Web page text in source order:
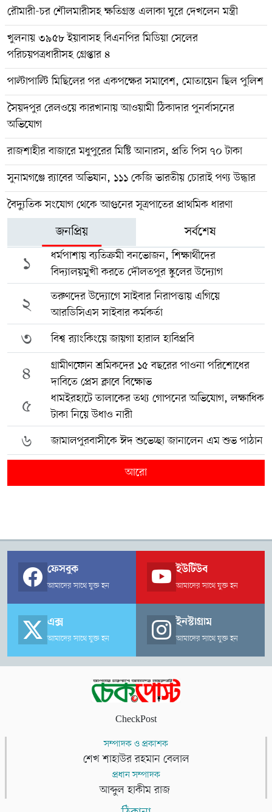
রৌমারী-চর শৌলমারীসহ ক্ষতিগ্রস্ত এলাকা ঘুরে দেখলেন মন্ত্রী
খুলনায় ৩৯৫৮ ইয়াবাসহ বিএনপির মিডিয়া সেলের
পরিচয়পত্রধারীসহ গ্রেপ্তার ৪
পাল্টাপাল্টি মিছিলের পর একপক্ষের সমাবেশ, মোতায়েন ছিল পুলিশ
সৈয়দপুর রেলওয়ে কারখানায় আওয়ামী ঠিকাদার পুনর্বাসনের
অভিযোগ
রাজশাহীর বাজারে মধুপুরের মিষ্টি আনারস, প্রতি পিস ৭০ টাকা
সুনামগঞ্জে র‍্যাবের অভিযান, ১১১ কেজি ভারতীয় চোরাই পণ্য উদ্ধার
বৈদ্যুতিক সংযোগ থেকে আগুনের সূত্রপাতের প্রাথমিক ধারণা
জনপ্রিয় সর্বশেষ
১
ধর্মপাশায় ব্যতিক্রমী বনভোজন, শিক্ষার্থীদের
বিদ্যালয়মুখী করতে দৌলতপুর স্কুলের উদ্যোগ
২
তরুণদের উদ্যোগে সাইবার নিরাপত্তায় এগিয়ে
আরডিসিএস সাইবার কর্মকর্তা
৩ বিশ্ব র‍্যাংকিংয়ে জায়গা হারাল হাবিপ্রবি
৪
গ্রামীণফোন শ্রমিকদের ১৫ বছরের পাওনা পরিশোধের
দাবিতে প্রেস ক্লাবে বিক্ষোভ
৫
ধামইরহাটে তালাকের তথ্য গোপনের অভিযোগ, লক্ষাধিক
টাকা নিয়ে উধাও নারী
৬ জামালপুরবাসীকে ঈদ শুভেচ্ছা জানালেন এম শুভ পাঠান
আরো
ফেসবুক
আমাদের সাথে যুক্ত হন
ইউটিউব
আমাদের সাথে যুক্ত হন
এক্স
আমাদের সাথে যুক্ত হন
ইনস্টাগ্রাম
আমাদের সাথে যুক্ত হন
CheckPost
সম্পাদক ও প্রকাশক
শেখ শাহাউর রহমান বেলাল
প্রধান সম্পাদক
আব্দুল হাকীম রাজ